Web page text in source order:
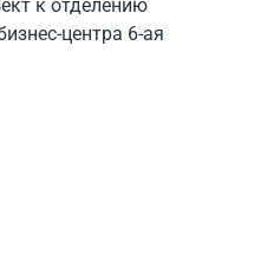
к отделению
центра 6-ая
приблизительно за
этаж, и парковка.
Kozhuhovskaya 17
На городской
бизнес-центр
до 192.00 метров